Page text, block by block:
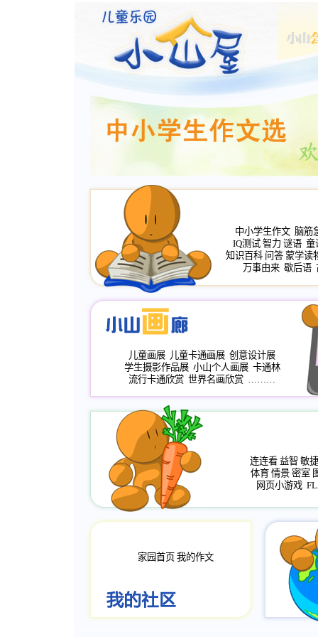
中小学生作文 脑筋
IQ测试 智力 谜语 童
知识百科 问答 蒙学读
万事由来 歇后语
儿童画展 儿童卡通画展 创意设计展
学生摄影作品展 小山个人画展 卡通林
流行卡通欣赏 世界名画欣赏 ………
连连看 益智 敏捷
体育 情景 密室
网页小游戏
家园首页 我的作文